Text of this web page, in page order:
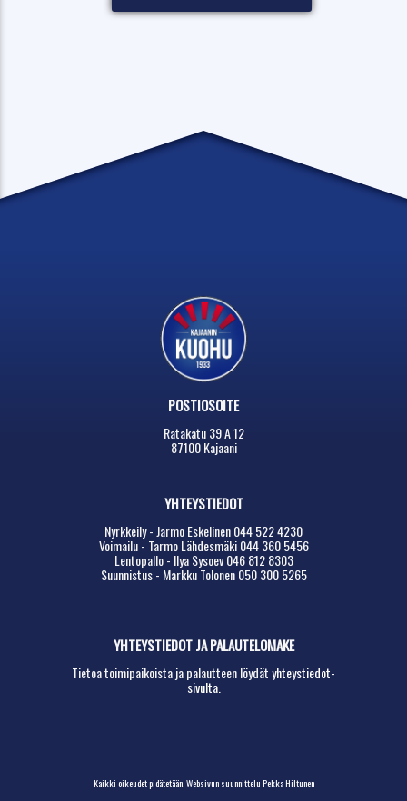
POSTIOSOITE
Ratakatu 39 A 12
87100 Kajaani
YHTEYSTIEDOT
Nyrkkeily - Jarmo Eskelinen 044 522 4230
Voimailu - Tarmo Lähdesmäki 044 360 5456
Lentopallo - Ilya Sysoev 046 812 8303
Suunnistus - Markku Tolonen 050 300 5265
YHTEYSTIEDOT JA PALAUTELOMAKE
Tietoa toimipaikoista ja palautteen löydätyhteystiedot-
sivulta.
Kaikki oikeudet pidätetään.Websivun suunnittelu Pekka Hiltunen